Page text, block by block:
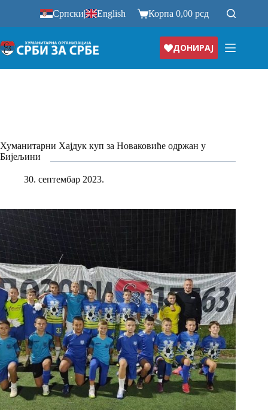
Српски| English Корпа0,00рсд
ДОНИРАЈ
Хуманитарни Хајдук куп за Новаковиће одржан у
Бијељини
30. септембар 2023.